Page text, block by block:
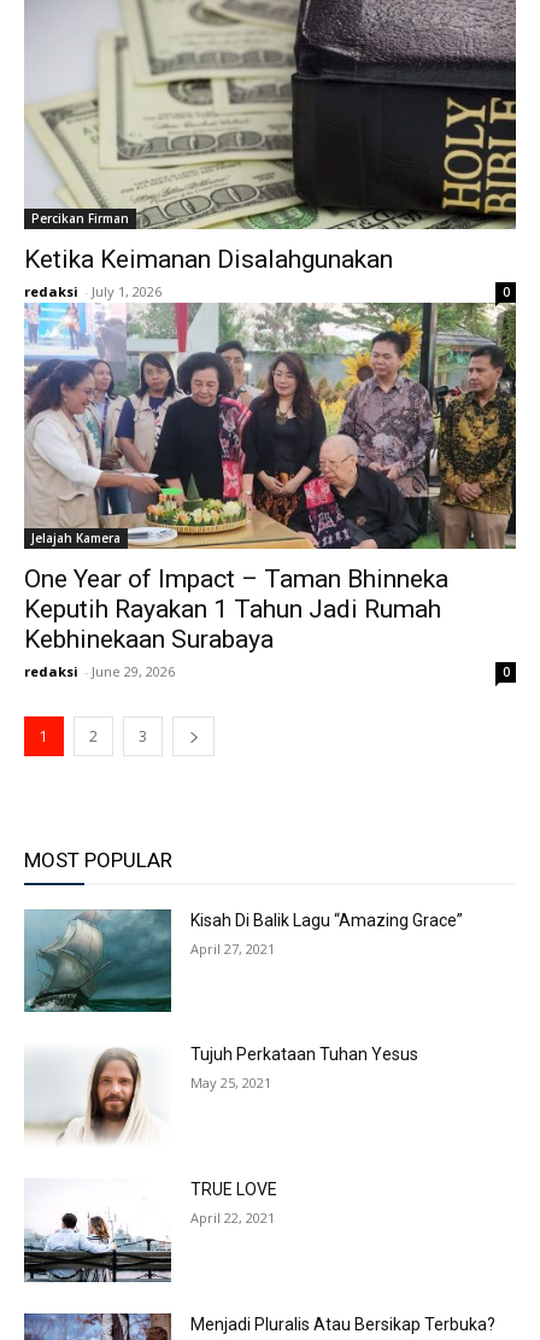
Percikan Firman
Ketika Keimanan Disalahgunakan
redaksi - July 1, 2026 0
Jelajah Kamera
One Year of Impact – Taman Bhinneka
Keputih Rayakan 1 Tahun Jadi Rumah
Kebhinekaan Surabaya
redaksi - June 29, 2026 0
1 2 3
MOST POPULAR
Kisah Di Balik Lagu “Amazing Grace”
April 27, 2021
Tujuh Perkataan Tuhan Yesus
May 25, 2021
TRUE LOVE
April 22, 2021
Menjadi Pluralis Atau Bersikap Terbuka?